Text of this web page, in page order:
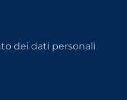
dei dati personali